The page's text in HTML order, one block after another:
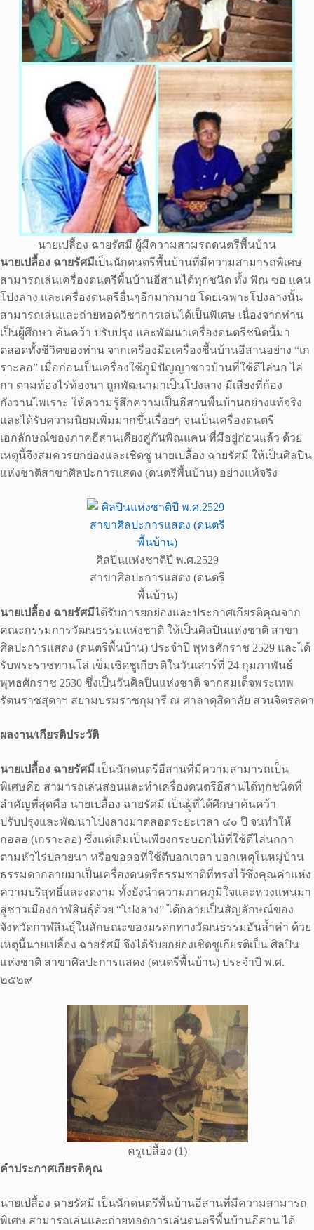
นายเปลื้อง ฉายรัศมี ผู้มีความสามรถดนตรีพื้นบ้าน
นายเปลื้อง ฉายรัศมีเป็นนักดนตรีพื้นบ้านที่มีความสามารถพิเศษ
สามารถเล่นเครื่องดนตรีพื้นบ้านอีสานได้ทุกชนิด ทั้ง พิณ ซอ แคน
โปงลาง และเครื่องดนตรีอื่นๆอีกมากมาย โดยเฉพาะโปงลางนั้น
สามารถเล่นและถ่ายทอดวิชาการเล่นได้เป็นพิเศษ เนื่องจากท่าน
เป็นผู้ศึกษา ค้นคว้า ปรับปรุง และพัฒนาเครื่องดนตรีชนิดนี้มา
ตลอดทั้งชีวิตของท่าน จากเครื่องมือเครื่องชื้นบ้านอีสานอย่าง “เก
ราะลอ” เมื่อก่อนเป็นเครื่องใช้ภูมิปัญญาชาวบ้านที่ใช้ตีไล่นก ไล่
กา ตามท้องไร่ท้องนา ถูกพัฒนามาเป็นโปงลาง มีเสียงที่ก้อง
กังวานไพเราะ ให้ความรู้สึกความเป็นอีสานพื้นบ้านอย่างแท้จริง
และได้รับความนิยมเพิ่มมากขึ้นเรื่อยๆ จนเป็นเครื่องดนตรี
เอกลักษณ์ของภาคอีสานเคียงคู่กันพิณแคน ที่มีอยู่ก่อนแล้ว ด้วย
เหตุนี้จึงสมควรยกย่องและเชิดชู นายเปลื้อง ฉายรัศมี ให้เป็นศิลปิน
แห่งชาติสาขาศิลปะการแสดง (ดนตรีพื้นบ้าน) อย่างแท้จริง
ศิลปินแห่งชาติปี พ.ศ.2529
สาขาศิลปะการแสดง (ดนตรี
พื้นบ้าน)
นายเปลื้อง ฉายรัศมีได้รับการยกย่องและประกาศเกียรติคุณจาก
คณะกรรมการวัฒนธรรมแห่งชาติ ให้เป็นศิลปินแห่งชาติ สาขา
ศิลปะการแสดง (ดนตรีพื้นบ้าน) ประจำปี พุทธศักราช 2529 และได้
รับพระราชทานโล่ เข็มเชิดชูเกียรติในวันเสาร์ที่ 24 กุมภาพันธ์
พุทธศักราช 2530 ซึ่งเป็นวันศิลปินแห่งชาติ จากสมเด็จพระเทพ
รัตนราชสุดาฯ สยามบรมราชกุมารี ณ ศาลาดุสิดาลัย สวนจิตรลดา
ผลงาน/เกียรติประวัติ
นายเปลื้อง ฉายรัศมี เป็นนักดนตรีอีสานที่มีความสามารถเป็น
พิเศษคือ สามารถเล่นสอนและทำเครื่องดนตรีอีสานได้ทุกชนิดที่
สำคัญที่สุดคือ นายเปลื้อง ฉายรัศมี เป็นผู้ที่ได้ศึกษาค้นคว้า
ปรับปรุงและพัฒนาโปงลางมาตลอดระยะเวลา ๔๐ ปี จนทำให้
กอลอ (เกราะลอ) ซึ่งแต่เดิมเป็นเพียงกระบอกไม้ที่ใช้ตีไล่นกกา
ตามหัวไร่ปลายนา หรือขอลอที่ใช้ตีบอกเวลา บอกเหตุในหมู่บ้าน
ธรรมดากลายมาเป็นเครื่องดนตรีธรรมชาติที่ทรงไว้ซึ่งคุณค่าแห่ง
ความบริสุทธิ์และงดงาม ทั้งยังนำความภาคภูมิใจและหวงแหนมา
สู่ชาวเมืองกาฬสินธุ์ด้วย “โปงลาง” ได้กลายเป็นสัญลักษณ์ของ
จังหวัดกาฬสินธุ์ในลักษณะของมรดกทางวัฒนธรรมอันล้ำค่า ด้วย
เหตุนี้นายเปลื้อง ฉายรัศมี จึงได้รับยกย่องเชิดชูเกียรติเป็น ศิลปิน
แห่งชาติ สาขาศิลปะการแสดง (ดนตรีพื้นบ้าน) ประจำปี พ.ศ.
๒๕๒๙
ครูเปลื้อง (1)
คำประกาศเกียรติคุณ
นายเปลื้อง ฉายรัศมี เป็นนักดนตรีพื้นบ้านอีสานที่มีความสามารถ
พิเศษ สามารถเล่นและถ่ายทอดการเล่นดนตรีพื้นบ้านอีสาน ได้